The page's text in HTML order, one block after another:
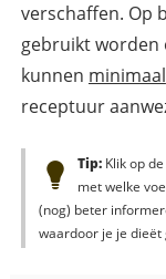
verschaffen. Op
gebruikt worden
kunnen minimaal
receptuur
Tip:Klik op
met welke
(nog) beter
waardoor je je dieët